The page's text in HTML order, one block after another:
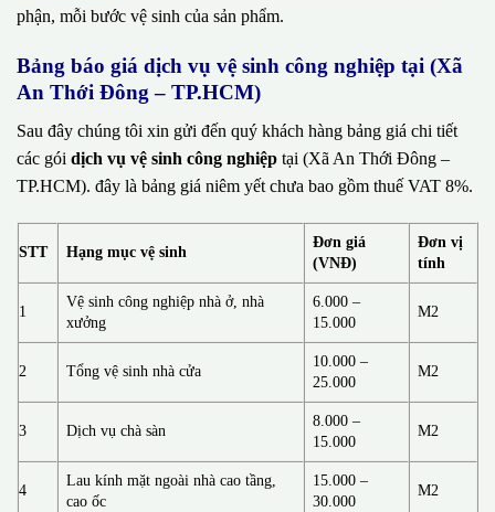
phận, mỗi bước vệ sinh của sản phẩm.
Bảng báo giá dịch vụ vệ sinh công nghiệp tại (Xã
An Thới Đông – TP.HCM)
Sau đây chúng tôi xin gửi đến quý khách hàng bảng giá chi tiết
các gói dịch vụ vệ sinh công nghiệp tại (Xã An Thới Đông –
TP.HCM). đây là bảng giá niêm yết chưa bao gồm thuế VAT 8%.
STT Hạng mục vệ sinh
Đơn giá
(VNĐ)
Đơn vị
tính
1
Vệ sinh công nghiệp nhà ở, nhà
xưởng
6.000 –
15.000
M2
2 Tổng vệ sinh nhà cửa
10.000 –
25.000
M2
3 Dịch vụ chà sàn
8.000 –
15.000
M2
4
Lau kính mặt ngoài nhà cao tầng,
cao ốc
15.000 –
30.000
M2